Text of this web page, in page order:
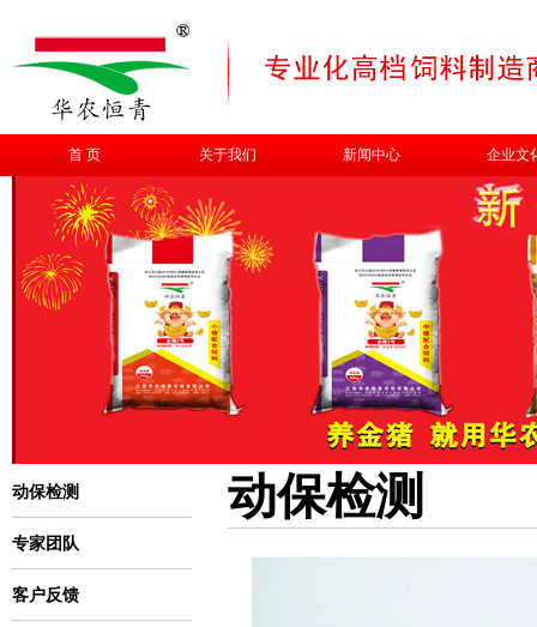
首 页 关于我们 新闻中心 企业文
动保检测
专家团队
客户反馈
动保检测